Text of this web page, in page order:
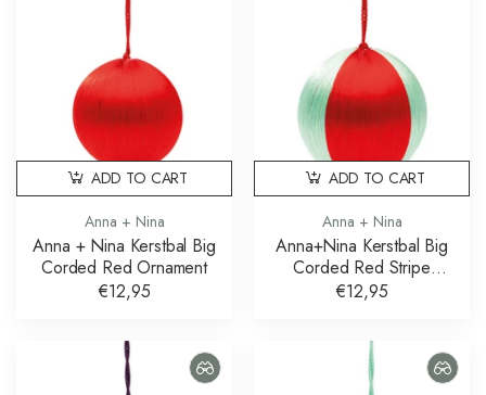
Anna + Nina
Anna + Nina Kerstbal Big
Corded Red Ornament
€12,95
ADD TO CART
Anna + Nina
Anna+Nina Kerstbal Big
Corded Red Stripe
Ornament
€12,95
ADD TO CART